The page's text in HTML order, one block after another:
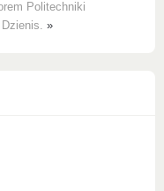
Politechniki
»